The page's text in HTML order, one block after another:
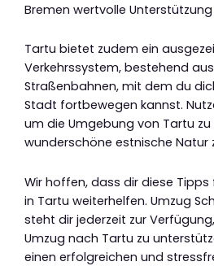
Bremen wertvolle
Tartu bietet zudem ein
Verkehrssystem, bestehend
Straßenbahnen, mit dem du
Stadt fortbewegen kannst.
um die Umgebung von Tartu
wunderschöne estnische Natur
Wir hoffen, dass dir diese Tipps
in Tartu weiterhelfen. Umzug
steht dir jederzeit zur
Umzug nach Tartu zu
einen erfolgreichen und